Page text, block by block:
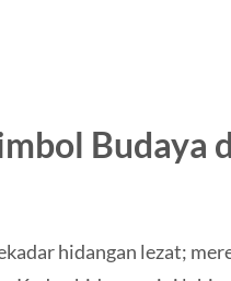
Budaya
hidangan lezat;